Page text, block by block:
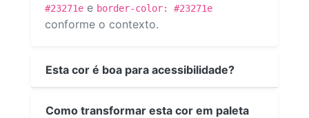
#23271e e border-color: #23271e
conforme o contexto.
Esta cor é boa para acessibilidade?
Como transformar esta cor em paleta